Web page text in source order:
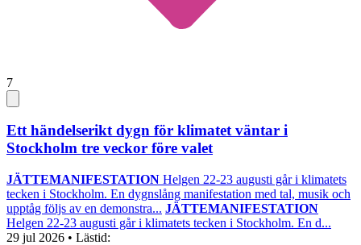
7
Ett händelserikt dygn för klimatet väntar i
Stockholm tre veckor före valet
JÄTTEMANIFESTATION Helgen 22-23 augusti går i klimatets
tecken i Stockholm. En dygnslång manifestation med tal, musik och
upptåg följs av en demonstra... JÄTTEMANIFESTATION
Helgen 22-23 augusti går i klimatets tecken i Stockholm. En d...
29 jul 2026 • Lästid: